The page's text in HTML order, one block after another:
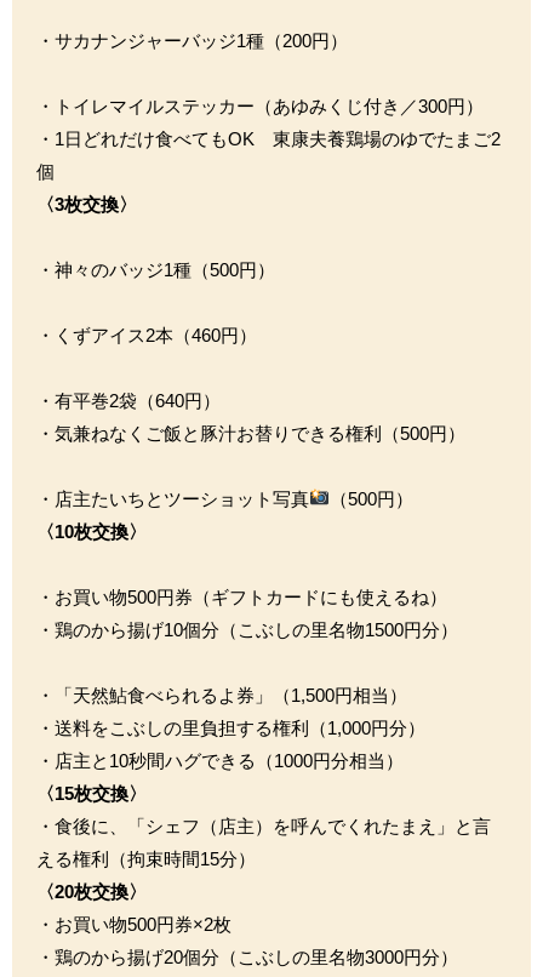
・サカナンジャーバッジ1種（200円）
・トイレマイルステッカー（あゆみくじ付き／300円）
・1日どれだけ食べてもOK 東康夫養鶏場のゆでたまご2
個
〈3枚交換〉
・神々のバッジ1種（500円）
・くずアイス2本（460円）
・有平巻2袋（640円）
・気兼ねなくご飯と豚汁お替りできる権利（500円）
・店主たいちとツーショット写真
（500円）
〈10枚交換〉
・お買い物500円券（ギフトカードにも使えるね）
・鶏のから揚げ10個分（こぶしの里名物1500円分）
・「天然鮎食べられるよ券」（1,500円相当）
・送料をこぶしの里負担する権利（1,000円分）
・店主と10秒間ハグできる（1000円分相当）
〈15枚交換〉
・食後に、「シェフ（店主）を呼んでくれたまえ」と言
える権利（拘束時間15分）
〈20枚交換〉
・お買い物500円券×2枚
・鶏のから揚げ20個分（こぶしの里名物3000円分）